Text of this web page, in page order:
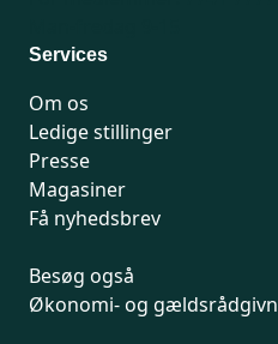
Services
Om os
Ledige stillinger
Presse
Magasiner
Få nyhedsbrev
Besøg også
Økonomi- og